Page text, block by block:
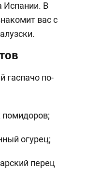
Испании. В
вас с
гаспачо по-
огурец;
перец